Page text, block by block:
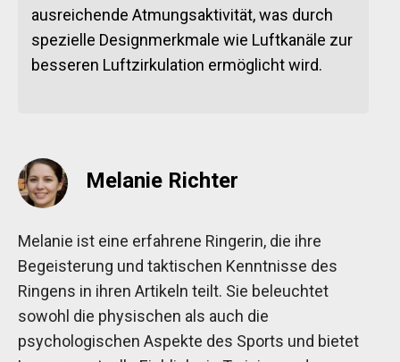
ausreichende Atmungsaktivität, was durch
spezielle Designmerkmale wie Luftkanäle zur
besseren Luftzirkulation ermöglicht wird.
Melanie Richter
Melanie ist eine erfahrene Ringerin, die ihre
Begeisterung und taktischen Kenntnisse des
Ringens in ihren Artikeln teilt. Sie beleuchtet
sowohl die physischen als auch die
psychologischen Aspekte des Sports und bietet